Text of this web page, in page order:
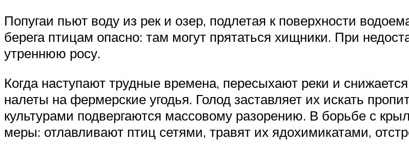
Попугаи пьют воду из рек и озер, подлетая к поверхности
берега птицам опасно: там могут прятаться хищники. При
утреннюю росу.
Когда наступают трудные времена, пересыхают реки и
налеты на фермерские угодья. Голод заставляет их искать
культурами подвергаются массовому разорению. В борьбе с
меры: отлавливают птиц сетями, травят их ядохимикатами,